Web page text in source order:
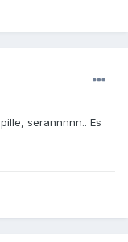
serannnnn.. Es